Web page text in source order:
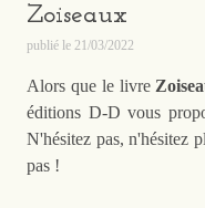
Zoiseaux
publié le 21/03/2022
Alors que le livre
éditions D-D vous
N'hésitez pas, n'hésitez
pas !